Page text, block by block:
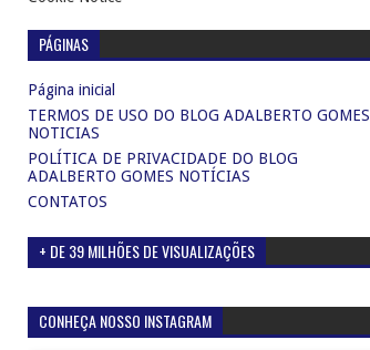
PÁGINAS
Página inicial
TERMOS DE USO DO BLOG ADALBERTO GOMES
NOTICIAS
POLÍTICA DE PRIVACIDADE DO BLOG
ADALBERTO GOMES NOTÍCIAS
CONTATOS
+ DE 39 MILHÕES DE VISUALIZAÇÕES
CONHEÇA NOSSO INSTAGRAM